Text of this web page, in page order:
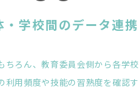
・学校間のデータ連携
ちろん、教育委員会側から各学校
利用頻度や技能の習熟度を確認す